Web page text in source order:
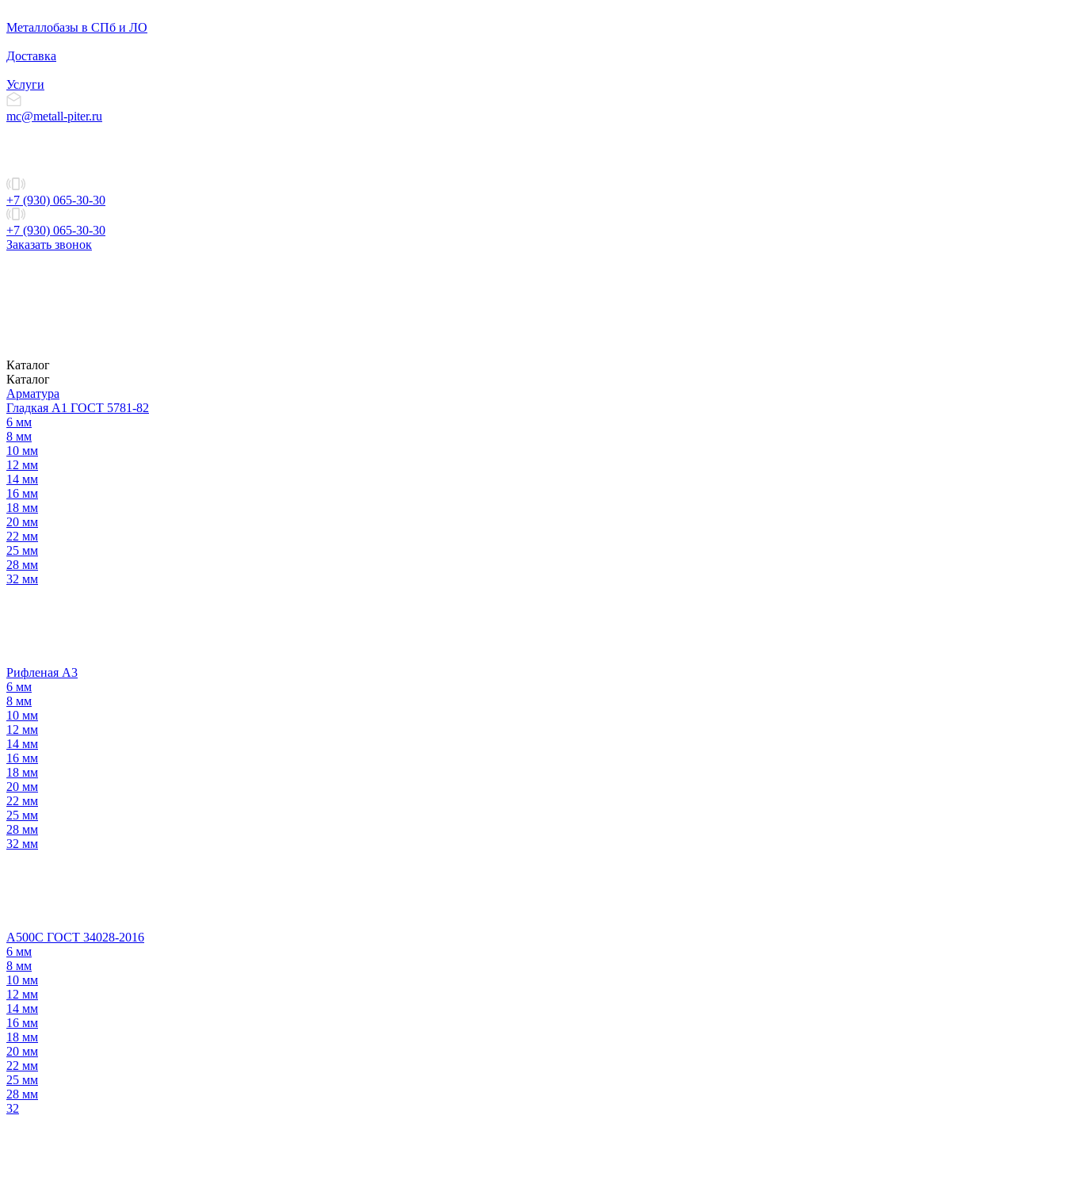
Металлобазы в СПб и ЛО
Доставка
Услуги
mc@metall-piter.ru
+7 (930) 065-30-30
+7 (930) 065-30-30
Заказать звонок
Каталог
Каталог
Арматура
Гладкая А1 ГОСТ 5781-82
6 мм
8 мм
10 мм
12 мм
14 мм
16 мм
18 мм
20 мм
22 мм
25 мм
28 мм
32 мм
Рифленая А3
6 мм
8 мм
10 мм
12 мм
14 мм
16 мм
18 мм
20 мм
22 мм
25 мм
28 мм
32 мм
А500С ГОСТ 34028-2016
6 мм
8 мм
10 мм
12 мм
14 мм
16 мм
18 мм
20 мм
22 мм
25 мм
28 мм
32